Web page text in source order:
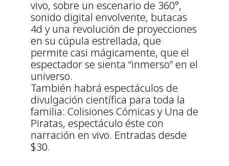
vivo, sobre un escenario de 360°,
sonido digital envolvente, butacas
4d y una revolución de proyecciones
en su cúpula estrellada, que
permite casi mágicamente, que el
espectador se sienta “inmerso” en el
universo.
También habrá espectáculos de
divulgación científica para toda la
familia: Colisiones Cómicas y Una de
Piratas, espectáculo éste con
narración en vivo. Entradas desde
$30.